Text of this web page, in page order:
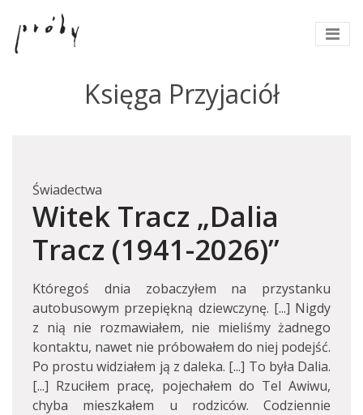
Księga Przyjaciół
Świadectwa
Witek Tracz „Dalia
Tracz (1941-2026)”
Któregoś dnia zobaczyłem na przystanku
autobusowym przepiękną dziewczynę. [...] Nigdy
z nią nie rozmawiałem, nie mieliśmy żadnego
kontaktu, nawet nie próbowałem do niej podejść.
Po prostu widziałem ją z daleka. [...] To była Dalia.
[...] Rzuciłem pracę, pojechałem do Tel Awiwu,
chyba mieszkałem u rodziców. Codziennie